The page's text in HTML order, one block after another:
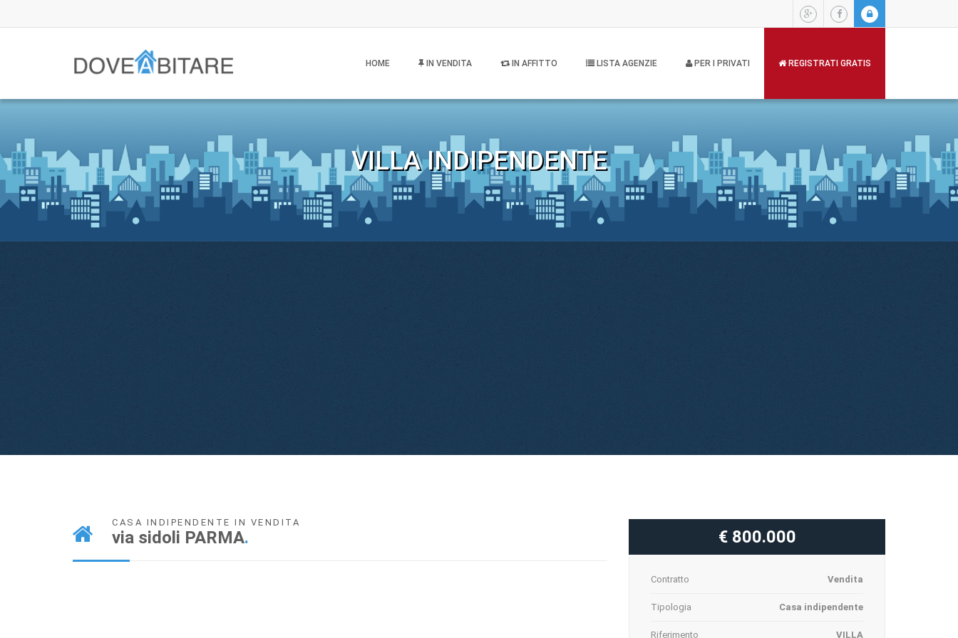
HOME IN VENDITA IN AFFITTO LISTA AGENZIE PER I PRIVATI REGISTRATI GRATIS
VILLA INDIPENDENTE
CASA INDIPENDENTE IN VENDITA
via sidoli PARMA. € 800.000
Contratto Vendita
Tipologia Casa indipendente
Riferimento VILLA